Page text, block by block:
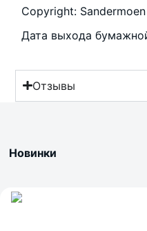
Copyright:
Дата выхода
Отзывы
Новинки